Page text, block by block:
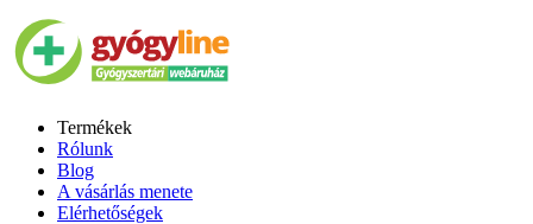
Termékek
Rólunk
Blog
A vásárlás menete
Elérhetőségek